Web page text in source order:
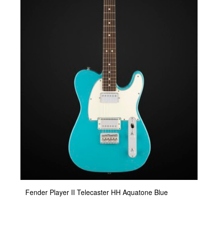
Fender Player II Telecaster HH Aquatone Blue